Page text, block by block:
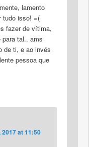
lamento
tudo isso! =(
fazer de vítima,
para tal.. ams
de ti, e ao invés
pessoa que
2017 at 11:50